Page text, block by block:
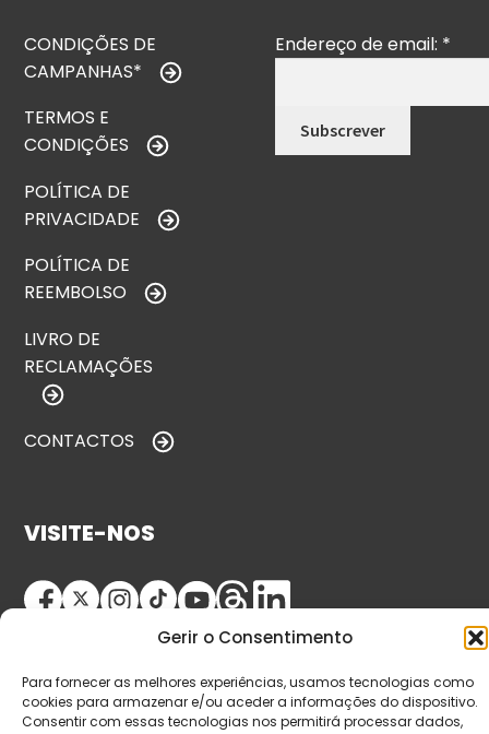
Gerir o Consentimento
Para fornecer as melhores experiências, usamos tecnologias como
cookies para armazenar e/ou aceder a informações do dispositivo.
Consentir com essas tecnologias nos permitirá processar dados,
CONDIÇÕES DE
CAMPANHAS*
TERMOS E
CONDIÇÕES
POLÍTICA DE
PRIVACIDADE
POLÍTICA DE
REEMBOLSO
LIVRO DE
RECLAMAÇÕES
CONTACTOS
Endereço de email: *
VISITE-NOS